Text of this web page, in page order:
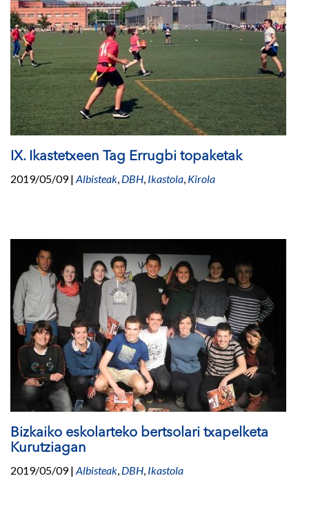
IX. Ikastetxeen Tag Errugbi topaketak
2019/05/09| Albisteak, DBH, Ikastola, Kirola
Bizkaiko eskolarteko bertsolari txapelketa
Kurutziagan
2019/05/09| Albisteak, DBH, Ikastola